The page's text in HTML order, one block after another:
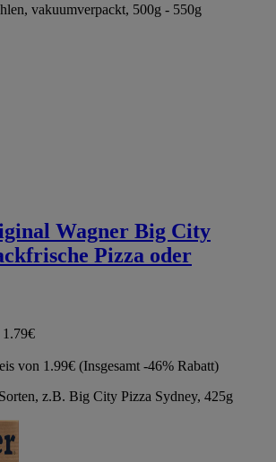
vakuumverpackt, 500g - 550g
Wagner Big City
Pizza oder
von 1.99€ (Insgesamt -46% Rabatt)
z.B. Big City Pizza Sydney, 425g